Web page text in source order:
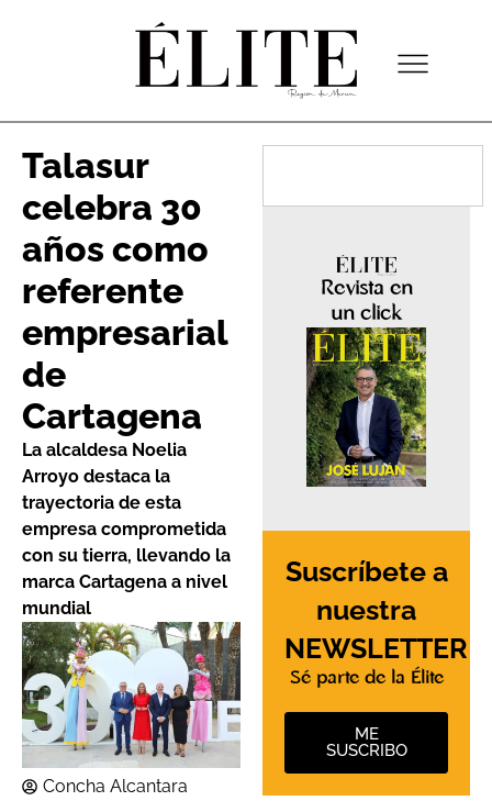
Talasur
celebra 30
años como
referente
empresarial
de
Cartagena
La alcaldesa Noelia
Arroyo destaca la
trayectoria de esta
empresa comprometida
con su tierra, llevando la
marca Cartagena a nivel
mundial
Concha Alcantara
Revista en
un click
Suscríbete a
nuestra
NEWSLETTER
Sé parte de la Élite
ME
SUSCRIBO